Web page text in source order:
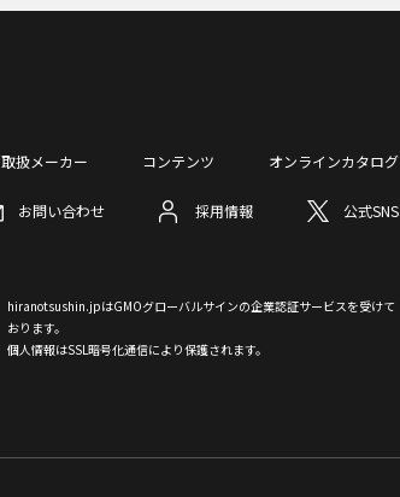
取扱メーカー コンテンツ オンラインカタログ
お問い合わせ 採用情報 公式SNS
hiranotsushin.jpはGMOグローバルサインの企業認証サービスを受けて
おります。
個人情報はSSL暗号化通信により保護されます。